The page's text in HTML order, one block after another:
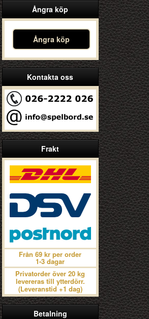
Ångra köp
Ångra köp
Kontakta oss
Frakt
Från 69 kr per order
1-3 dagar
Privatorder över 20 kg
levereras till ytterdörr.
(Leveranstid +1 dag)
Betalning